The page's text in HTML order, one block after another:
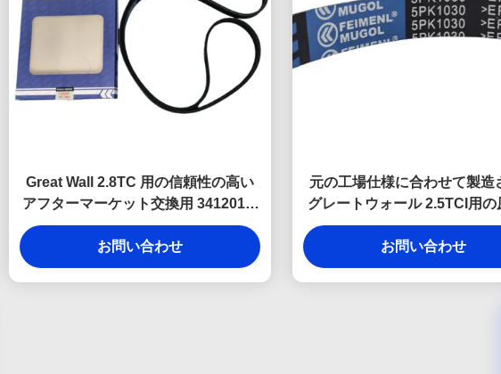
Great Wall 2.8TC 用の信頼性の高い
アフターマーケット交換用 3412011-
K08 ドライブベルト。過酷な条件下
での一貫したパフォーマンスのため
に設計されています。
お問い合わせ
元の工場仕様に合わせて製造
グレートウォール 2.5TCI用の
気扇帯 1307012-E09
お問い合わせ